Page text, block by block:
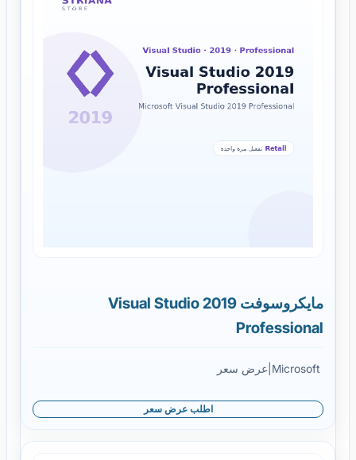
مايكروسوفت Visual Studio 2019
Professional
Microsoft عرض سعر
اطلب عرض سعر